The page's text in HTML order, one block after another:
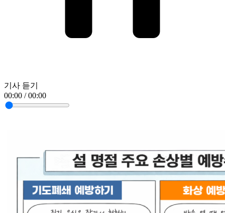
기사 듣기
00:00 / 00:00